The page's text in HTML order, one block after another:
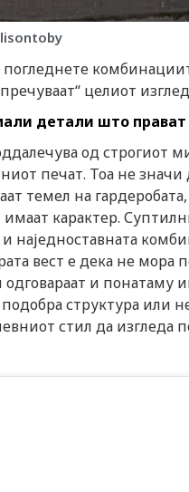
целиот
детали што прават
од строгиот
печат. Тоа не
темел на
карактер.
наједноставната
вест е дека не мора
одговараат и
подобра структура или
стил да изгледа